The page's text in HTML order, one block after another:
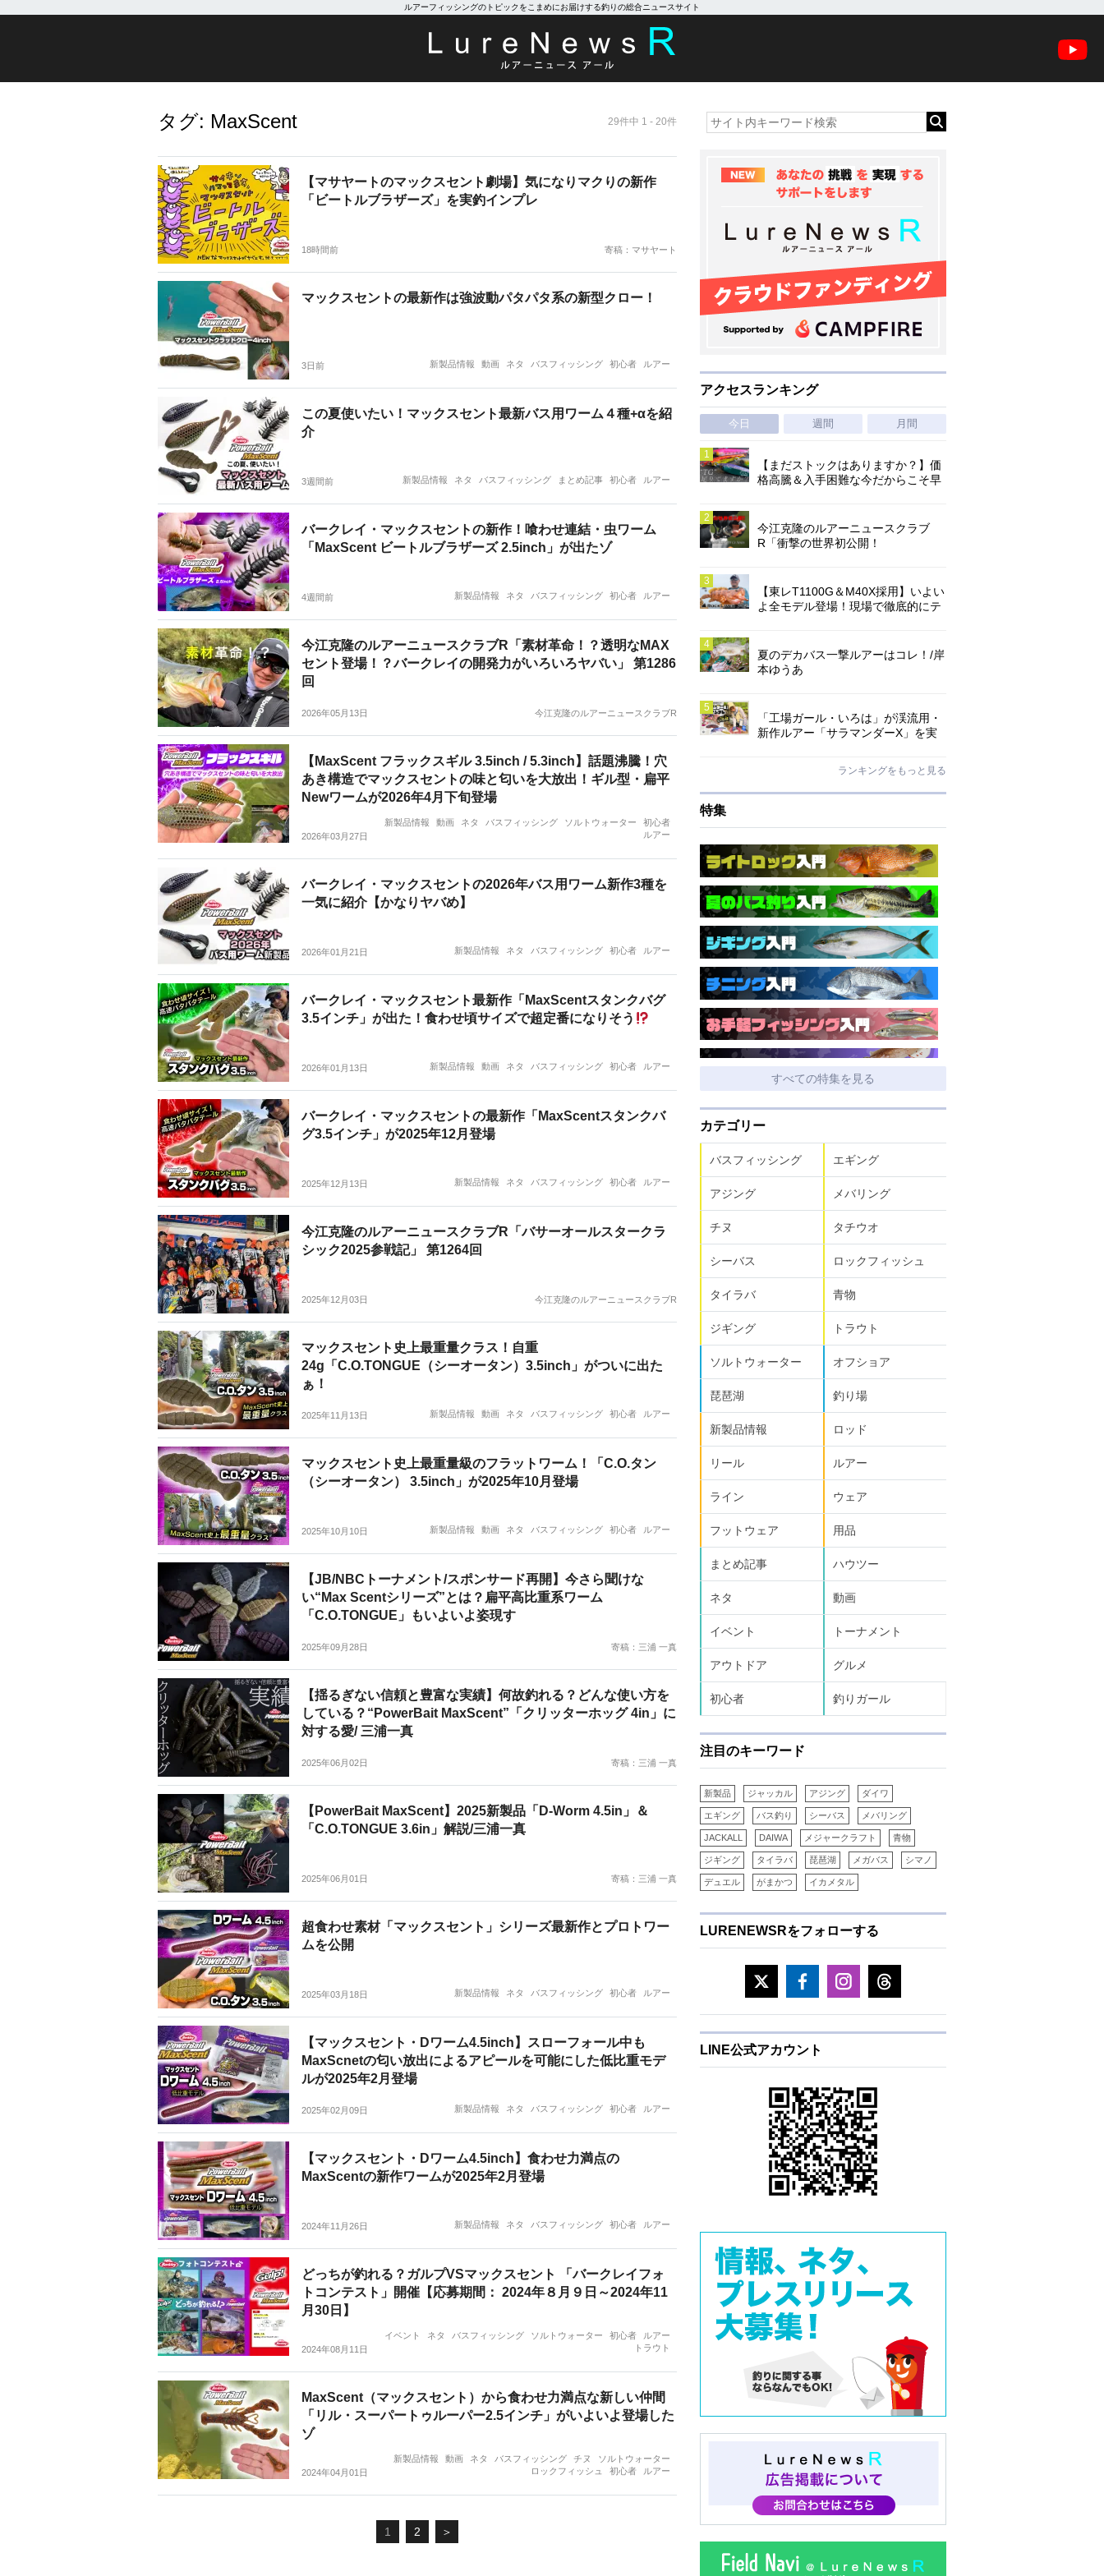
ルアーフィッシングのトピックをこまめにお届けする釣りの総合ニュースサイト
タグ: MaxScent 29件中 1 - 20件
【マサヤートのマックスセント劇場】気になりマクりの新作
「ビートルブラザーズ」を実釣インプレ
18時間前 寄稿：マサヤート
マックスセントの最新作は強波動パタパタ系の新型クロー！
3日前 新製品情報 動画 ネタ バスフィッシング 初心者 ルアー
この夏使いたい！マックスセント最新バス用ワーム４種+αを紹
介
3週間前 新製品情報 ネタ バスフィッシング まとめ記事 初心者 ルアー
バークレイ・マックスセントの新作！喰わせ連結・虫ワーム
「MaxScent ビートルブラザーズ 2.5inch」が出たゾ
4週間前 新製品情報 ネタ バスフィッシング 初心者 ルアー
今江克隆のルアーニュースクラブR「素材革命！？透明なMAX
セント登場！？バークレイの開発力がいろいろヤバい」 第1286
回
2026年05月13日 今江克隆のルアーニュースクラブR
【MaxScent フラックスギル 3.5inch / 5.3inch】話題沸騰！穴
あき構造でマックスセントの味と匂いを大放出！ギル型・扁平
Newワームが2026年4月下旬登場
2026年03月27日
新製品情報 動画 ネタ バスフィッシング ソルトウォーター
初心者
ルアー
バークレイ・マックスセントの2026年バス用ワーム新作3種を
一気に紹介【かなりヤバめ】
2026年01月21日 新製品情報 ネタ バスフィッシング 初心者 ルアー
バークレイ・マックスセント最新作「MaxScentスタンクバグ
3.5インチ」が出た！食わせ頃サイズで超定番になりそう
2026年01月13日 新製品情報 動画 ネタ バスフィッシング 初心者 ルアー
バークレイ・マックスセントの最新作「MaxScentスタンクバ
グ3.5インチ」が2025年12月登場
2025年12月13日 新製品情報 ネタ バスフィッシング 初心者 ルアー
今江克隆のルアーニュースクラブR「バサーオールスタークラ
シック2025参戦記」 第1264回
2025年12月03日 今江克隆のルアーニュースクラブR
マックスセント史上最重量クラス！自重
24g「C.O.TONGUE（シーオータン）3.5inch」がついに出た
ぁ！
2025年11月13日 新製品情報 動画 ネタ バスフィッシング 初心者 ルアー
マックスセント史上最重量級のフラットワーム！「C.O.タン
（シーオータン） 3.5inch」が2025年10月登場
2025年10月10日 新製品情報 動画 ネタ バスフィッシング 初心者 ルアー
【JB/NBCトーナメント/スポンサード再開】今さら聞けな
い“Max Scentシリーズ”とは？扁平高比重系ワーム
「C.O.TONGUE」もいよいよ姿現す
2025年09月28日 寄稿：三浦 一真
【揺るぎない信頼と豊富な実績】何故釣れる？どんな使い方を
している？“PowerBait MaxScent”「クリッターホッグ 4in」に
対する愛/ 三浦一真
2025年06月02日 寄稿：三浦 一真
【PowerBait MaxScent】2025新製品「D-Worm 4.5in」＆
「C.O.TONGUE 3.6in」解説/三浦一真
2025年06月01日 寄稿：三浦 一真
超食わせ素材「マックスセント」シリーズ最新作とプロトワー
ムを公開
2025年03月18日 新製品情報 ネタ バスフィッシング 初心者 ルアー
【マックスセント・Dワーム4.5inch】スローフォール中も
MaxScnetの匂い放出によるアピールを可能にした低比重モデ
ルが2025年2月登場
2025年02月09日 新製品情報 ネタ バスフィッシング 初心者 ルアー
【マックスセント・Dワーム4.5inch】食わせ力満点の
MaxScentの新作ワームが2025年2月登場
2024年11月26日 新製品情報 ネタ バスフィッシング 初心者 ルアー
どっちが釣れる？ガルプVSマックスセント 「バークレイフォ
トコンテスト」開催【応募期間： 2024年８月９日～2024年11
月30日】
2024年08月11日
イベント ネタ バスフィッシング ソルトウォーター 初心者
ルアー
トラウト
MaxScent（マックスセント）から食わせ力満点な新しい仲間
「リル・スーパートゥルーパー2.5インチ」がいよいよ登場した
ゾ
2024年04月01日
新製品情報 動画 ネタ バスフィッシング チヌ
ソルトウォーター
ロックフィッシュ
初心者 ルアー
1 2 ＞
アクセスランキング
今日 週間 月間
【まだストックはありますか？】価
格高騰＆入手困難な今だからこそ早
今江克隆のルアーニュースクラブ
R「衝撃の世界初公開！
【東レT1100G＆M40X採用】いよい
よ全モデル登場！現場で徹底的にテ
夏のデカバス一撃ルアーはコレ！/岸
本ゆうあ
「工場ガール・いろは」が渓流用・
新作ルアー「サラマンダーX」を実
ランキングをもっと見る
特集
すべての特集を見る
カテゴリー
バスフィッシング エギング
アジング メバリング
チヌ タチウオ
シーバス ロックフィッシュ
タイラバ 青物
ジギング トラウト
ソルトウォーター オフショア
琵琶湖 釣り場
新製品情報 ロッド
リール ルアー
ライン ウェア
フットウェア 用品
まとめ記事 ハウツー
ネタ 動画
イベント トーナメント
アウトドア グルメ
初心者 釣りガール
注目のキーワード
新製品 ジャッカル アジング ダイワ
エギング バス釣り シーバス メバリング
JACKALL DAIWA メジャークラフト 青物
ジギング タイラバ 琵琶湖 メガバス シマノ
デュエル がまかつ イカメタル
LURENEWSRをフォローする
LINE公式アカウント